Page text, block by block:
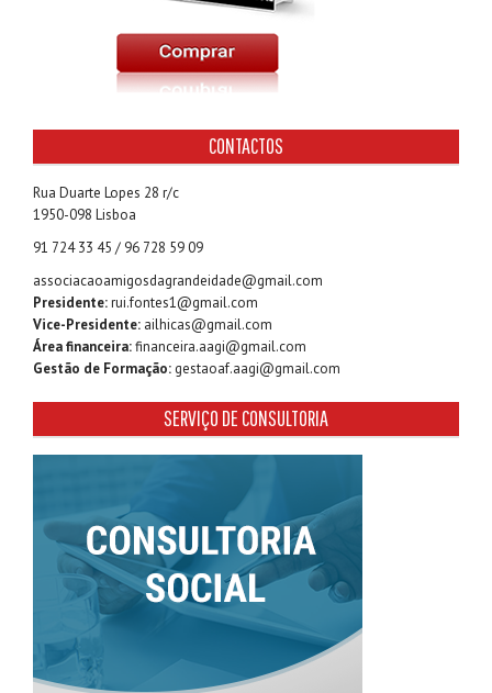
CONTACTOS
Rua Duarte Lopes 28 r/c
1950-098 Lisboa
91 724 33 45 / 96 728 59 09
associacaoamigosdagrandeidade@gmail.com
Presidente:rui.fontes1@gmail.com
Vice-Presidente: ailhicas@gmail.com
Área financeira:financeira.aagi@gmail.com
Gestão de Formação: gestaoaf.aagi@gmail.com
SERVIÇO DE CONSULTORIA